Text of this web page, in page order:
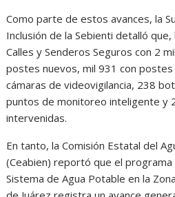
Como parte de estos avances, la
Inclusión de la Sebienti detalló
Calles y Senderos Seguros con 2
postes nuevos, mil 931 con
cámaras de videovigilancia, 238
puntos de monitoreo inteligente y
intervenidas.
En tanto, la Comisión Estatal del
(Ceabien) reportó que el
Sistema de Agua Potable en la